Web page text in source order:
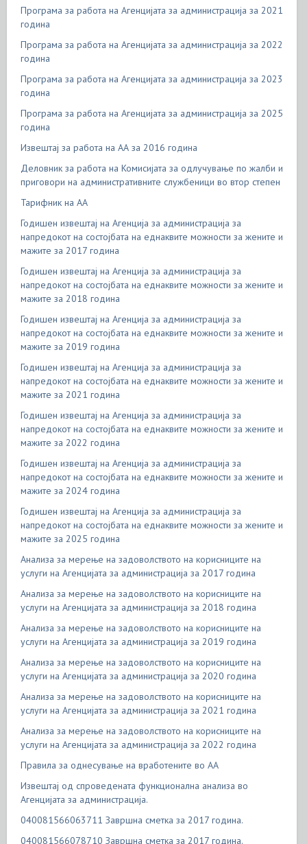
Програма за работа на Агенцијата за администрација за 2021
година
Програма за работа на Агенцијата за администрација за 2022
година
Програма за работа на Агенцијата за администрација за 2023
година
Програма за работа на Агенцијата за администрација за 2025
година
Извештај за работа на АА за 2016 година
Деловник за работа на Комисијата за одлучување по жалби и
приговори на административните службеници во втор степен
Тарифник на АА
Годишен извештај на Агенција за администрација за
напредокот на состојбата на еднаквите можности за жените и
мажите за 2017 година
Годишен извештај на Агенција за администрација за
напредокот на состојбата на еднаквите можности за жените и
мажите за 2018 година
Годишен извештај на Агенција за администрација за
напредокот на состојбата на еднаквите можности за жените и
мажите за 2019 година
Годишен извештај на Агенција за администрација за
напредокот на состојбата на еднаквите можности за жените и
мажите за 2021 година
Годишен извештај на Агенција за администрација за
напредокот на состојбата на еднаквите можности за жените и
мажите за 2022 година
Годишен извештај на Агенција за администрација за
напредокот на состојбата на еднаквите можности за жените и
мажите за 2024 година
Годишен извештај на Агенција за администрација за
напредокот на состојбата на еднаквите можности за жените и
мажите за 2025 година
Анализа за мерење на задоволството на корисниците на
услуги на Агенцијата за администрација за 2017 година
Анализа за мерење на задоволството на корисниците на
услуги на Агенцијата за администрација за 2018 година
Анализа за мерење на задоволството на корисниците на
услуги на Агенцијата за администрација за 2019 година
Анализа за мерење на задоволството на корисниците на
услуги на Агенцијата за администрација за 2020 година
Анализа за мерење на задоволството на корисниците на
услуги на Агенцијата за администрација за 2021 година
Анализа за мерење на задоволството на корисниците на
услуги на Агенцијата за администрација за 2022 година
Правила за однесување на вработените во АА
Извештај од спроведената функционална анализа во
Агенцијата за администрација.
040081566063711 Завршна сметка за 2017 година.
040081566078710 Завршна сметка за 2017 година.